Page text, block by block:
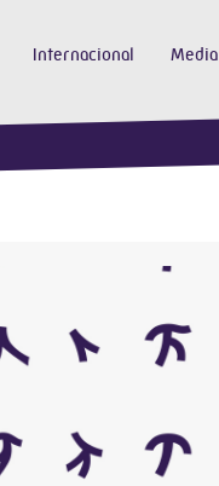
Internacional Media